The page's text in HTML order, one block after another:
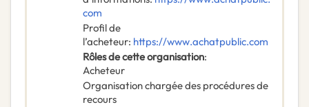
com
Profil de
l’acheteur: https://www.achatpublic.com
Rôles de cette organisation:
Acheteur
Organisation chargée des procédures de
recours